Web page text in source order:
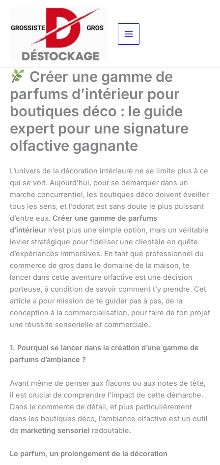
contenu
Créer une gamme de
parfums d’intérieur pour
boutiques déco : le guide
expert pour une signature
olfactive gagnante
L’univers de la décoration intérieure ne se limite plus à ce
qui se voit. Aujourd’hui, pour se démarquer dans un
marché concurrentiel, les boutiques déco doivent éveiller
tous les sens, et l’odorat est sans doute le plus puissant
d’entre eux. Créer une gamme de parfums
d’intérieur n’est plus une simple option, mais un véritable
levier stratégique pour fidéliser une clientèle en quête
d’expériences immersives. En tant que professionnel du
commerce de gros dans le domaine de la maison, te
lancer dans cette aventure olfactive est une décision
porteuse, à condition de savoir comment t’y prendre. Cet
article a pour mission de te guider pas à pas, de la
conception à la commercialisation, pour faire de ton projet
une réussite sensorielle et commerciale.
1. Pourquoi se lancer dans la création d’une gamme de
parfums d’ambiance ?
Avant même de penser aux flacons ou aux notes de tête,
il est crucial de comprendre l’impact de cette démarche.
Dans le commerce de détail, et plus particulièrement
dans les boutiques déco, l’ambiance olfactive est un outil
de marketing sensoriel redoutable.
Le parfum, un prolongement de la décoration